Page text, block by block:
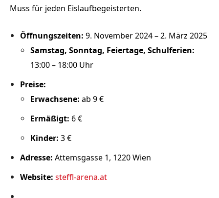
Muss für jeden Eislaufbegeisterten.
Öffnungszeiten: 9. November 2024 – 2. März 2025
Samstag, Sonntag, Feiertage, Schulferien:
13:00 – 18:00 Uhr
Preise:
Erwachsene: ab 9 €
Ermäßigt: 6 €
Kinder: 3 €
Adresse: Attemsgasse 1, 1220 Wien
Website: steffl-arena.at